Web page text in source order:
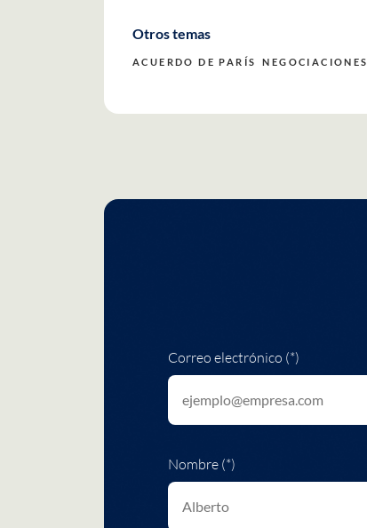
Otros temas
ACUERDO DE PARÍS NEGOCIACIONES
Correo electrónico (*)
Nombre (*)